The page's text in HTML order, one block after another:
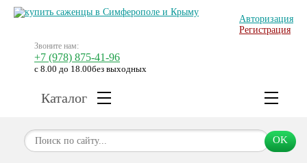
Звоните нам:
+7 (978) 875-41-96
с 8.00 до 18.00без выходных
Авторизация
Регистрация
OK
Каталог